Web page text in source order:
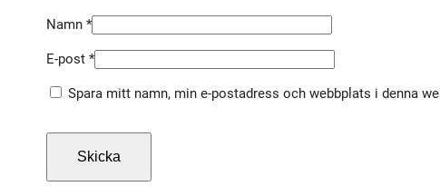
Namn *
E-post *
Spara mitt namn, min e-postadress och webbplats i denna